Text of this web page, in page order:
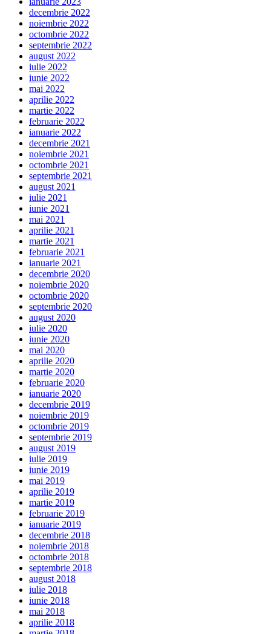
decembrie 2022
noiembrie 2022
octombrie 2022
septembrie 2022
august 2022
iulie 2022
iunie 2022
mai 2022
aprilie 2022
martie 2022
februarie 2022
ianuarie 2022
decembrie 2021
noiembrie 2021
octombrie 2021
septembrie 2021
august 2021
iulie 2021
iunie 2021
mai 2021
aprilie 2021
martie 2021
februarie 2021
ianuarie 2021
decembrie 2020
noiembrie 2020
octombrie 2020
septembrie 2020
august 2020
iulie 2020
iunie 2020
mai 2020
aprilie 2020
martie 2020
februarie 2020
ianuarie 2020
decembrie 2019
noiembrie 2019
octombrie 2019
septembrie 2019
august 2019
iulie 2019
iunie 2019
mai 2019
aprilie 2019
martie 2019
februarie 2019
ianuarie 2019
decembrie 2018
noiembrie 2018
octombrie 2018
septembrie 2018
august 2018
iulie 2018
iunie 2018
mai 2018
aprilie 2018